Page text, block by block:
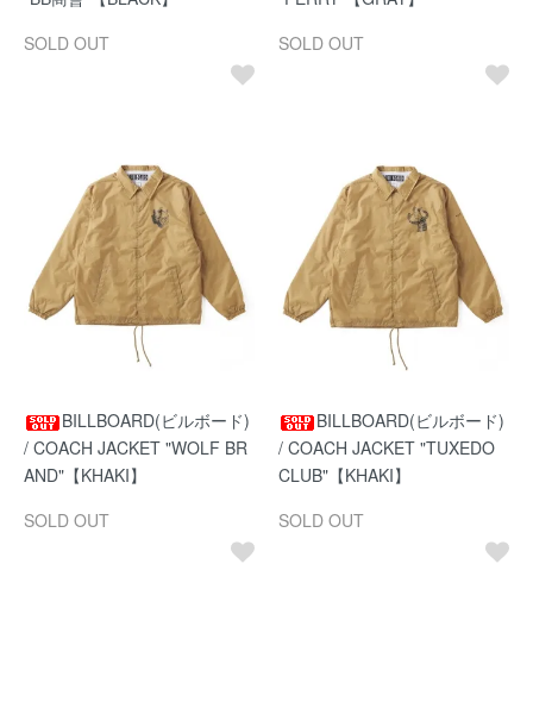
SOLD OUT
SOLD OUT
BILLBOARD(ビルボード)
/ COACH JACKET "WOLF BR
AND"【KHAKI】
SOLD OUT
BILLBOARD(ビルボード)
/ COACH JACKET "TUXEDO
CLUB"【KHAKI】
SOLD OUT